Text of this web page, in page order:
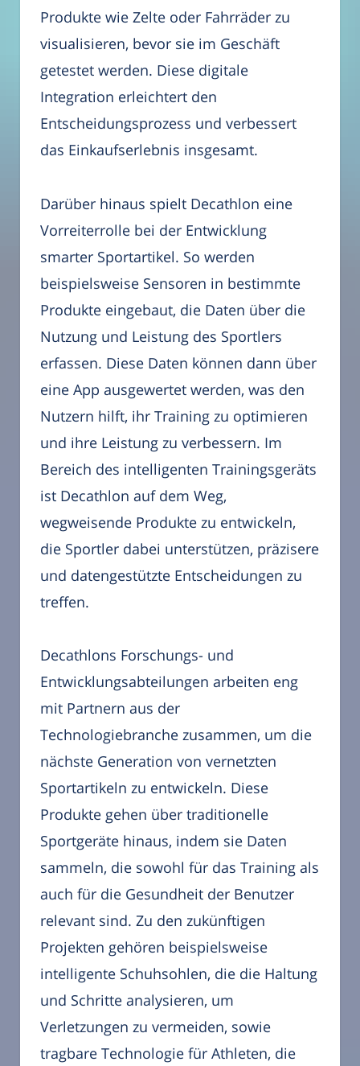
Produkte wie Zelte oder Fahrräder zu
visualisieren, bevor sie im Geschäft
getestet werden. Diese digitale
Integration erleichtert den
Entscheidungsprozess und verbessert
das Einkaufserlebnis insgesamt.
Darüber hinaus spielt Decathlon eine
Vorreiterrolle bei der Entwicklung
smarter Sportartikel. So werden
beispielsweise Sensoren in bestimmte
Produkte eingebaut, die Daten über die
Nutzung und Leistung des Sportlers
erfassen. Diese Daten können dann über
eine App ausgewertet werden, was den
Nutzern hilft, ihr Training zu optimieren
und ihre Leistung zu verbessern. Im
Bereich des intelligenten Trainingsgeräts
ist Decathlon auf dem Weg,
wegweisende Produkte zu entwickeln,
die Sportler dabei unterstützen, präzisere
und datengestützte Entscheidungen zu
treffen.
Decathlons Forschungs- und
Entwicklungsabteilungen arbeiten eng
mit Partnern aus der
Technologiebranche zusammen, um die
nächste Generation von vernetzten
Sportartikeln zu entwickeln. Diese
Produkte gehen über traditionelle
Sportgeräte hinaus, indem sie Daten
sammeln, die sowohl für das Training als
auch für die Gesundheit der Benutzer
relevant sind. Zu den zukünftigen
Projekten gehören beispielsweise
intelligente Schuhsohlen, die die Haltung
und Schritte analysieren, um
Verletzungen zu vermeiden, sowie
tragbare Technologie für Athleten, die